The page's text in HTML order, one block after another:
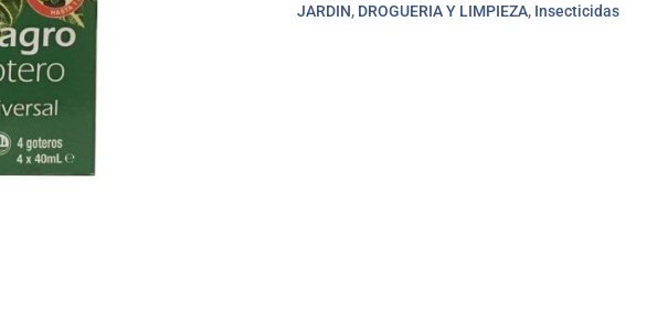
JARDIN, DROGUERIA Y LIMPIEZA, Insecticidas